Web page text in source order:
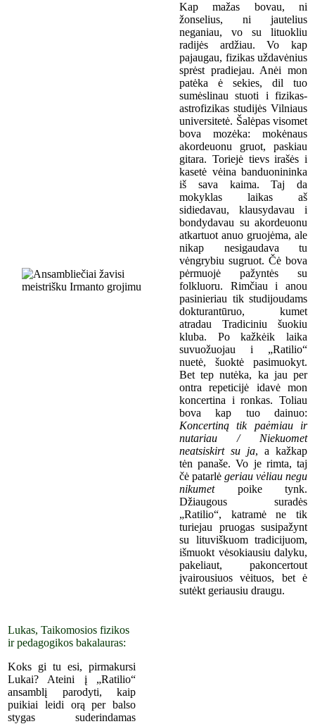
Kap mažas bovau, ni
žonselius, ni jautelius
neganiau, vo su lituokliu
radijės ardžiau. Vo kap
pajaugau, fizikas uždavėnius
sprėst pradiejau. Anėi mon
patėka ė sekies, dil tuo
sumėslinau stuoti i fizikas-
astrofizikas studijės Vilniaus
universitetė. Šalėpas visomet
bova mozėka: mokėnaus
akordeuonu gruot, paskiau
gitara. Toriejė tievs irašės i
kasetė vėina banduonininka
iš sava kaima. Taj da
mokyklas laikas aš
sidiedavau, klausydavau i
bondydavau su akordeuonu
atkartuot anuo gruojėma, ale
nikap nesigaudava tu
vėngrybiu sugruot. Čė bova
pėrmuojė pažyntės su
folkluoru. Rimčiau i anou
pasinieriau tik studijoudams
dokturantūruo, kumet
atradau Tradiciniu šuokiu
kluba. Po kažkėik laika
suvuožuojau i „Ratilio“
nuetė, šuoktė pasimuokyt.
Bet tep nutėka, ka jau per
ontra repeticijė idavė mon
koncertina i ronkas. Toliau
bova kap tuo dainuo:
Koncertiną tik paėmiau ir
nutariau / Niekuomet
neatsiskirt su ja, a kažkap
tėn panaše.Vo je rimta, taj
čė patarlė geriau vėliau negu
nikumetpoike tynk.
Džiaugous suradės
„Ratilio“, katramė ne tik
turiejau pruogas susipažynt
su lituviškuom tradicijuom,
išmuokt vėsokiausiu dalyku,
pakeliaut, pakoncertout
įvairousiuos vėituos, bet ė
sutėkt geriausiu draugu.
Lukas, Taikomosios fizikos
ir pedagogikos bakalauras:
Koks gi tu esi, pirmakursi
Lukai? Ateini į „Ratilio“
ansamblį parodyti, kaip
puikiai leidi orą per balso
stygas suderindamas